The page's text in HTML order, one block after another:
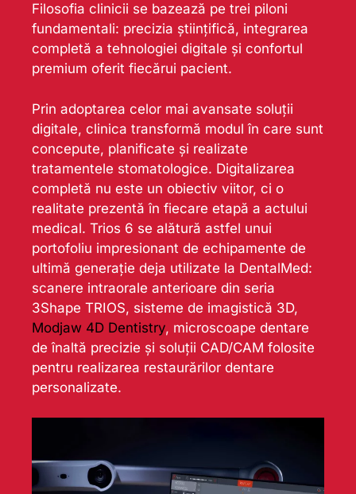
Filosofia clinicii se bazează pe trei piloni
fundamentali: precizia științifică, integrarea
completă a tehnologiei digitale și confortul
premium oferit fiecărui pacient.
Prin adoptarea celor mai avansate soluții
digitale, clinica transformă modul în care sunt
concepute, planificate și realizate
tratamentele stomatologice. Digitalizarea
completă nu este un obiectiv viitor, ci o
realitate prezentă în fiecare etapă a actului
medical. Trios 6 se alătură astfel unui
portofoliu impresionant de echipamente de
ultimă generație deja utilizate la DentalMed:
scanere intraorale anterioare din seria
3Shape TRIOS, sisteme de imagistică 3D,
Modjaw 4D Dentistry, microscoape dentare
de înaltă precizie și soluții CAD/CAM folosite
pentru realizarea restaurărilor dentare
personalizate.